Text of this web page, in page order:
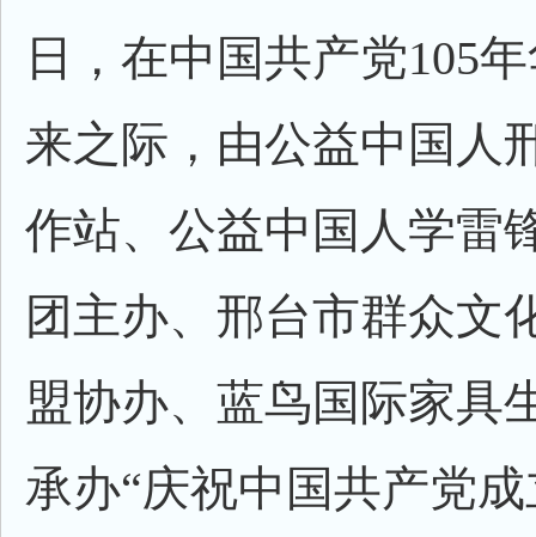
日，在中国共产党105
来之际，由公益中国人
作站、公益中国人学雷
团主办、邢台市群众文
盟协办、蓝鸟国际家具
承办“庆祝中国共产党